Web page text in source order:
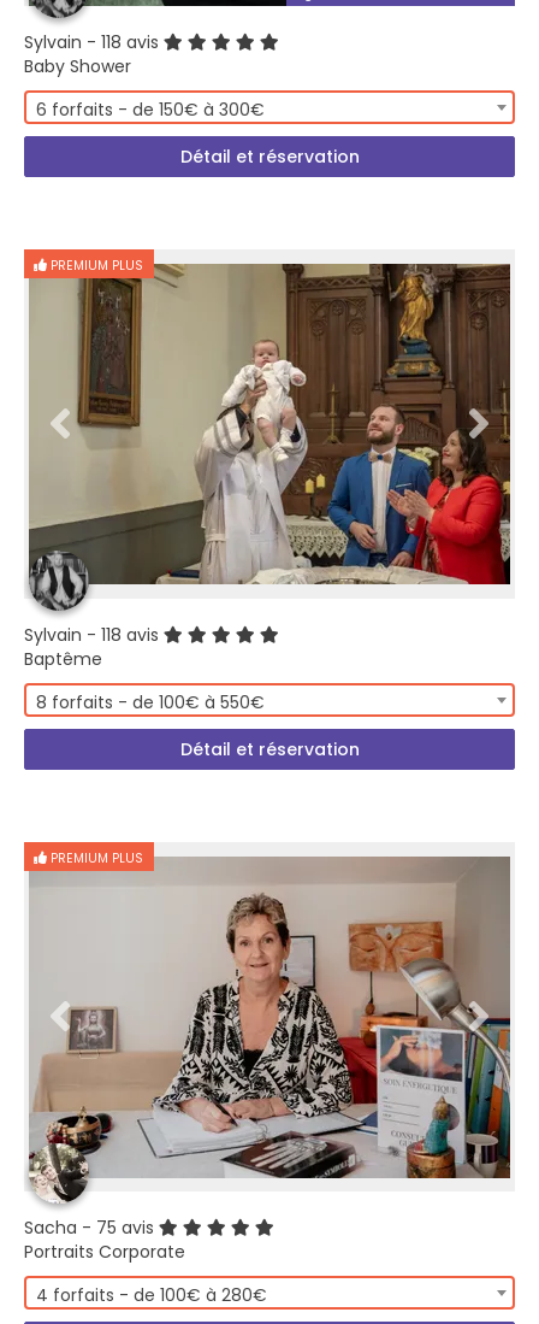
Sylvain - 118 avis
Baby Shower
6 forfaits - de 150€ à 300€
Détail et réservation
PREMIUM PLUS
Sylvain - 118 avis
Baptême
8 forfaits - de 100€ à 550€
Détail et réservation
PREMIUM PLUS
Sacha - 75 avis
Portraits Corporate
4 forfaits - de 100€ à 280€